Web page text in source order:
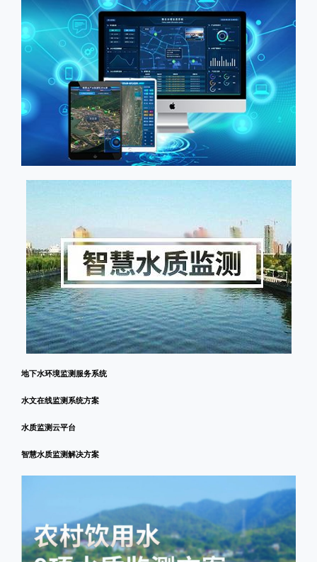
地下水环境监测服务系统
水文在线监测系统方案
水质监测云平台
智慧水质监测解决方案